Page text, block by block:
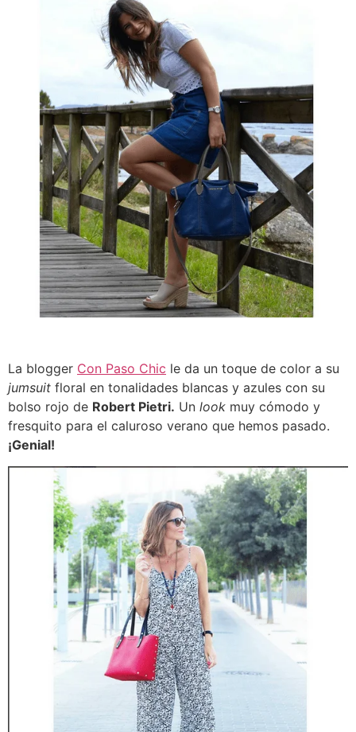
La blogger Con Paso Chic le da un toque de color a su
jumsuit floral en tonalidades blancas y azules con su
bolso rojo de Robert Pietri. Un look muy cómodo y
fresquito para el caluroso verano que hemos pasado.
¡Genial!